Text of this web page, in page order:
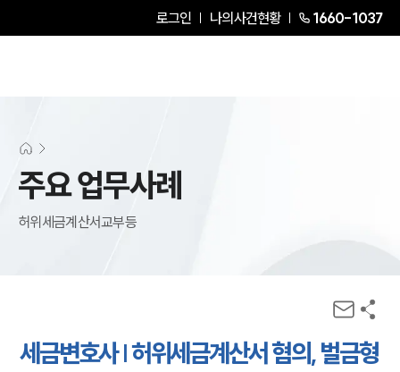
로그인 나의사건현황 1660-1037
주요 업무사례
허위세금계산서교부등
세금변호사 | 허위세금계산서 혐의, 벌금형